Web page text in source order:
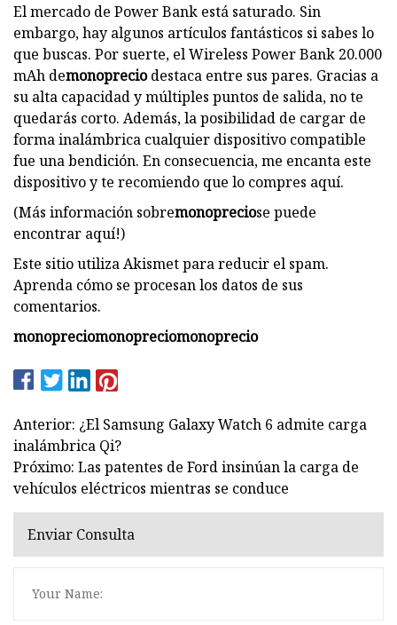
El mercado de Power Bank está saturado. Sin
embargo, hay algunos artículos fantásticos si sabes lo
que buscas. Por suerte, el Wireless Power Bank 20.000
mAh demonopreciodestaca entre sus pares. Gracias a
su alta capacidad y múltiples puntos de salida, no te
quedarás corto. Además, la posibilidad de cargar de
forma inalámbrica cualquier dispositivo compatible
fue una bendición. En consecuencia, me encanta este
dispositivo y te recomiendo que lo compres aquí.
(Más información sobremonopreciose puede
encontrar aquí!)
Este sitio utiliza Akismet para reducir el spam.
Aprenda cómo se procesan los datos de sus
comentarios.
monopreciomonopreciomonoprecio
Anterior: ¿El Samsung Galaxy Watch 6 admite carga
inalámbrica Qi?
Próximo: Las patentes de Ford insinúan la carga de
vehículos eléctricos mientras se conduce
Enviar Consulta